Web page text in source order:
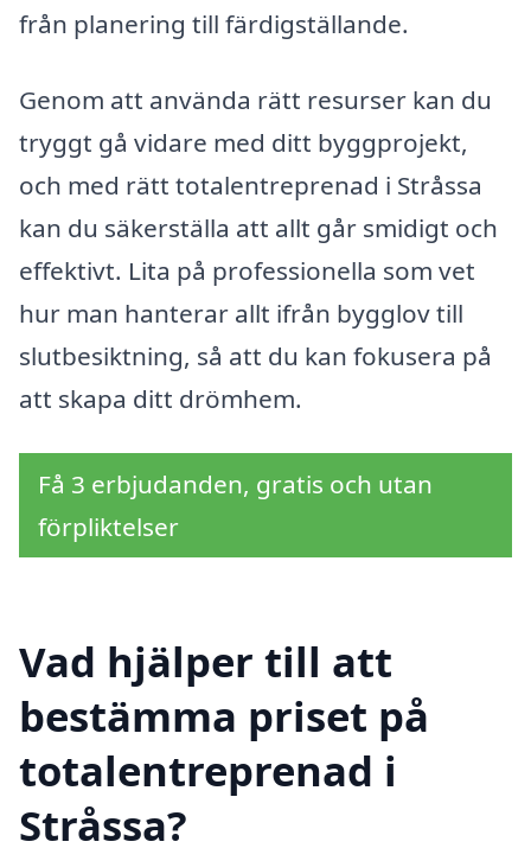
från planering till färdigställande.
Genom att använda rätt resurser kan du
tryggt gå vidare med ditt byggprojekt,
och med rätt totalentreprenad i Stråssa
kan du säkerställa att allt går smidigt och
effektivt. Lita på professionella som vet
hur man hanterar allt ifrån bygglov till
slutbesiktning, så att du kan fokusera på
att skapa ditt drömhem.
Få 3 erbjudanden, gratis och utan
förpliktelser
Vad hjälper till att
bestämma priset på
totalentreprenad i
Stråssa?